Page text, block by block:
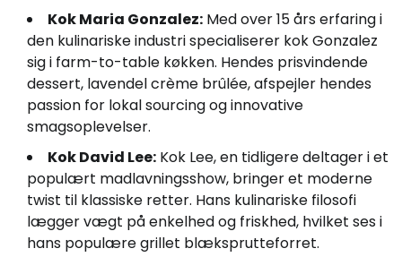
Kok Maria Gonzalez: Med over 15 års erfaring i
den kulinariske industri specialiserer kok Gonzalez
sig i farm-to-table køkken. Hendes prisvindende
dessert, lavendel crème brûlée, afspejler hendes
passion for lokal sourcing og innovative
smagsoplevelser.
Kok David Lee: Kok Lee, en tidligere deltager i et
populært madlavningsshow, bringer et moderne
twist til klassiske retter. Hans kulinariske filosofi
lægger vægt på enkelhed og friskhed, hvilket ses i
hans populære grillet blæksprutteforret.